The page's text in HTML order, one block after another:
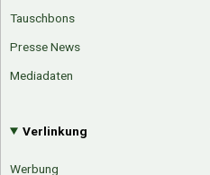
Tauschbons
Presse News
Mediadaten
Verlinkung
Werbung